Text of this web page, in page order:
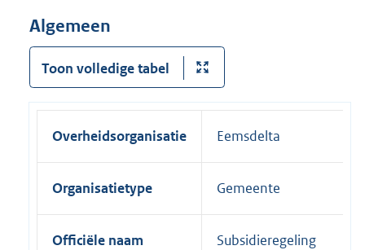
Algemeen
Toon volledige tabel
Overheidsorganisatie Eemsdelta
Organisatietype Gemeente
Officiële naam
Subsidieregeling